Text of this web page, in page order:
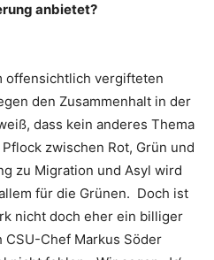
anbietet?
offensichtlich vergifteten
den Zusammenhalt in der
dass kein anderes Thema
zwischen Rot, Grün und
zu Migration und Asyl wird
für die Grünen. Doch ist
nicht doch eher ein billiger
Chef Markus Söder